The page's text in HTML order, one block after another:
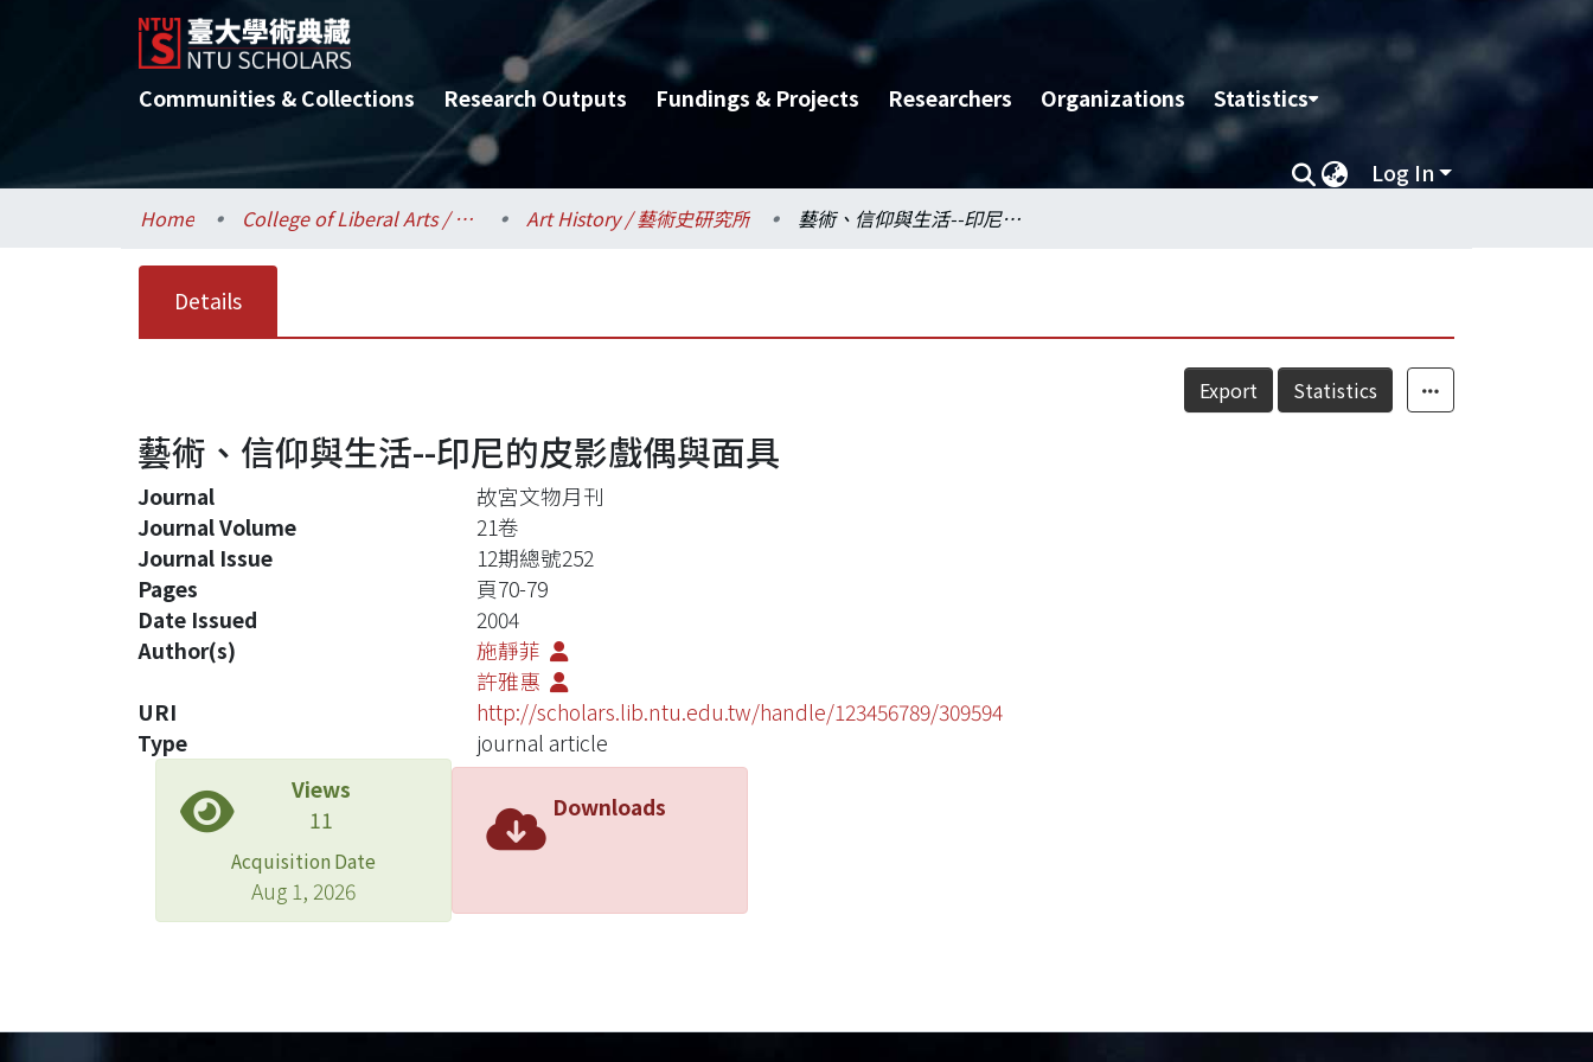
Communities & Collections Research Outputs Fundings & Projects Researchers Organizations Statistics
Log In
Home College of Liberal Arts / 文學院 Art History / 藝術史研究所 藝術、信仰與生活--印尼的皮影戲偶與面具
Details
Export Statistics
藝術、信仰與生活--印尼的皮影戲偶與面具
Journal
故宮文物月刊
Journal Volume
21卷
Journal Issue
12期總號252
Pages
頁70-79
Date Issued
2004
Author(s)
施靜菲
許雅惠
URI
http://scholars.lib.ntu.edu.tw/handle/123456789/309594
Type
journal article
Views
11
Acquisition Date
Aug 1, 2026
Downloads